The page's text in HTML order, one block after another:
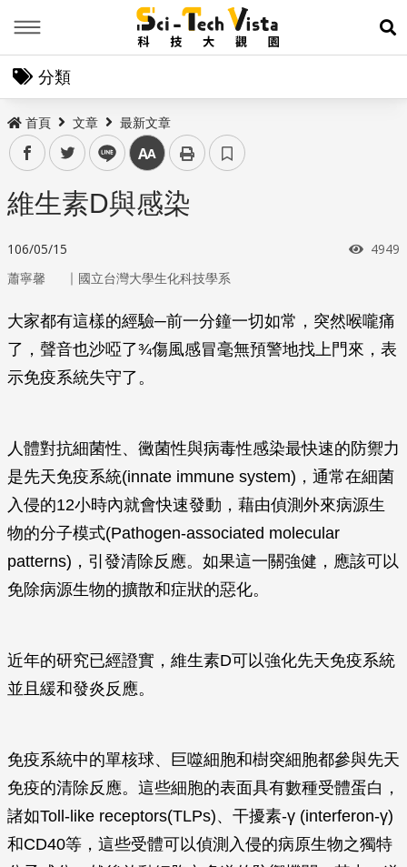
展
分類
首頁 文章 最新文章
facebooktwitter line 中
維生素D與感染
106/05/15 瀏覽
4949
蕭寧馨 ｜ 國立台灣大學生化科技學系
大家都有這樣的經驗─前一分鐘一切如常，突然喉嚨痛
了，聲音也沙啞了¾傷風感冒毫無預警地找上門來，表
示免疫系統失守了。
人體對抗細菌性、黴菌性與病毒性感染最快速的防禦力
是先天免疫系統(innate immune system)，通常在細菌
入侵的12小時內就會快速發動，藉由偵測外來病源生
物的分子模式(Pathogen-associated molecular
patterns)，引發清除反應。如果這一關強健，應該可以
免除病源生物的擴散和症狀的惡化。
近年的研究已經證實，維生素D可以強化先天免疫系統
並且緩和發炎反應。
免疫系統中的單核球、巨噬細胞和樹突細胞都參與先天
免疫的清除反應。這些細胞的表面具有數種受體蛋白，
諸如Toll-like receptors(TLPs)、干擾素-γ (interferon-γ)
和CD40等，這些受體可以偵測入侵的病原生物之獨特